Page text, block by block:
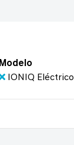
Modelo
IONIQ Eléctrico